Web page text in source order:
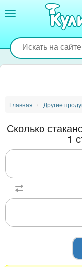
содержанию
Главная Другие
Сколько
1